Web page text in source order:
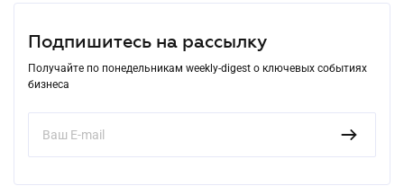
Подпишитесь на рассылку
Получайте по понедельникам weekly-digest о ключевых событиях
бизнеса